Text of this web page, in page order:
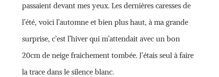
passaient devant mes yeux. Les dernières caresses de
l’été, voici l’automne et bien plus haut, à ma grande
surprise, c’est l’hiver qui m’attendait avec un bon
20cm de neige fraichement tombée. J’étais seul à faire
la trace dans le silence blanc.